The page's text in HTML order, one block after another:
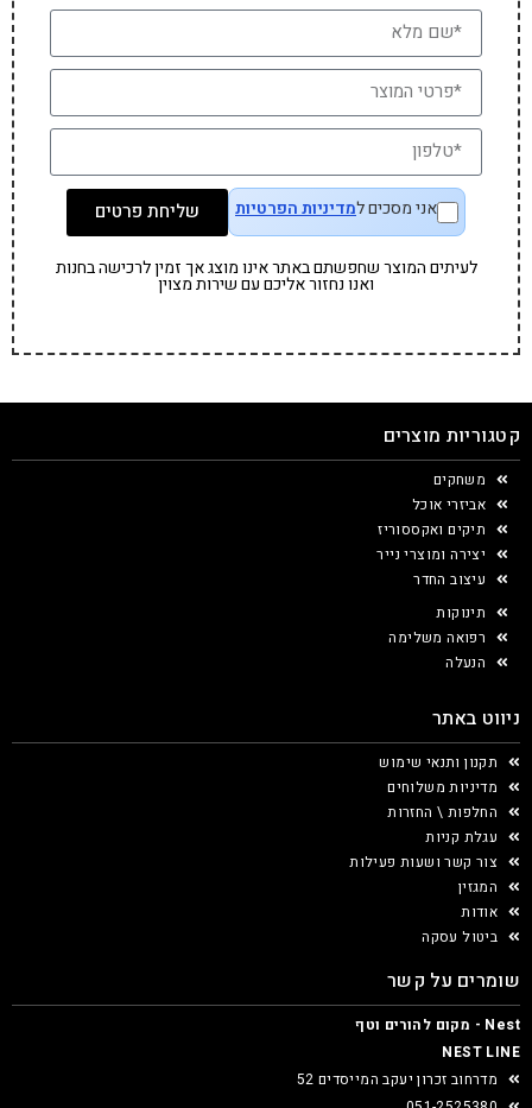
אני מסכים למדיניות הפרטיות שליחת פרטים
לעיתים המוצר שחפשתם באתר אינו מוצג אך זמין לרכישה בחנות
ואנו נחזור אליכם עם שירות מצוין
קטגוריות מוצרים
משחקים
אביזרי אוכל
תיקים ואקססוריז
יצירה ומוצרי נייר
עיצוב החדר
תינוקות
רפואה משלימה
הנעלה
ניווט באתר
תקנון ותנאי שימוש
מדיניות משלוחים
החלפות \ החזרות
עגלת קניות
צור קשר ושעות פעילות
המגזין
אודות
ביטול עסקה
שומרים על קשר
Nest - מקום להורים וטף
NEST LINE
מדרחוב זכרון יעקב המייסדים 52